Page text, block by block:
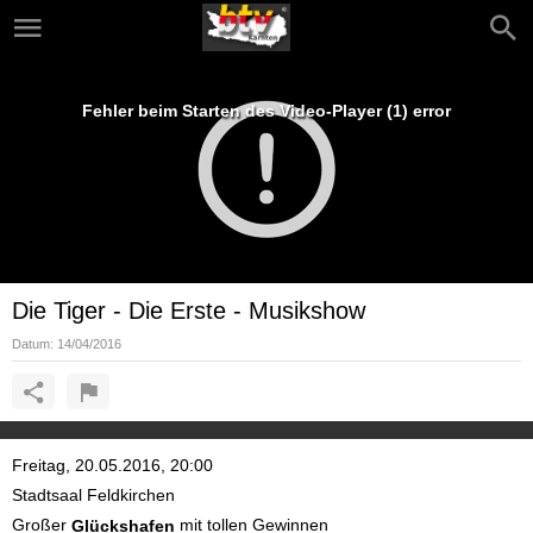
Fehler beim Starten des Video-Player (1) error
Die Tiger - Die Erste - Musikshow
Datum: 14/04/2016
Freitag, 20.05.2016, 20:00
Stadtsaal Feldkirchen
Großer Glückshafen mit tollen Gewinnen